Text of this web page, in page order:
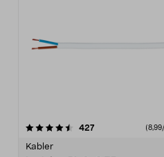
427anmeldelser
Kabler
4.5 av 5 stjerner